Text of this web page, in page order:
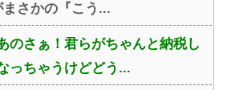
さかの『こう...
のさぁ！君らがちゃんと納税し
っちゃうけどどう...